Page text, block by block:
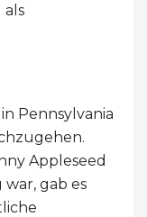
als
Pennsylvania
Appleseed
war, gab es